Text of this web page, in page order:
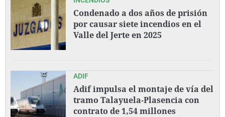
Condenado a dos años de prisión
por causar siete incendios en el
Valle del Jerte en 2025
ADIF
Adif impulsa el montaje de vía del
tramo Talayuela-Plasencia con
contrato de 1,54 millones